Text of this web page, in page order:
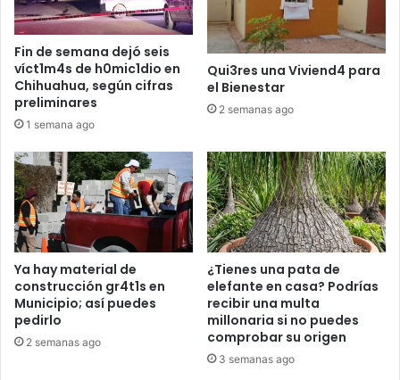
Fin de semana dejó seis
víct1m4s de h0mic1dio en
Chihuahua, según cifras
preliminares
1 semana ago
Qui3res una Viviend4 para
el Bienestar
2 semanas ago
Ya hay material de
construcción gr4t1s en
Municipio; así puedes
pedirlo
2 semanas ago
¿Tienes una pata de
elefante en casa? Podrías
recibir una multa
millonaria si no puedes
comprobar su origen
3 semanas ago